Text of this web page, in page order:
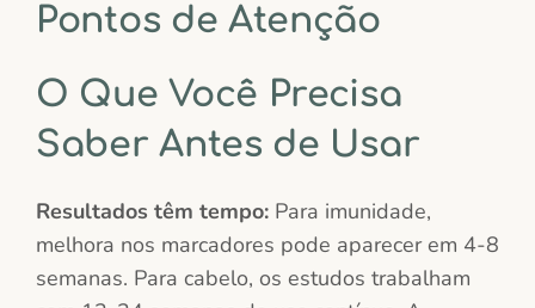
Pontos de Atenção
O Que Você Precisa
Saber Antes de Usar
Resultados têm tempo: Para imunidade,
melhora nos marcadores pode aparecer em 4-8
semanas. Para cabelo, os estudos trabalham